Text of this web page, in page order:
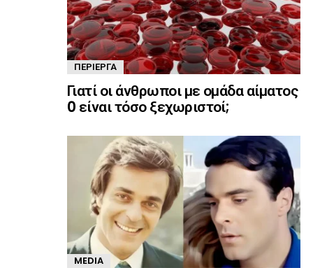
ΠΕΡΊΕΡΓΑ
Γιατί οι άνθρωποι με ομάδα αίματος
0 είναι τόσο ξεχωριστοί;
MEDIA